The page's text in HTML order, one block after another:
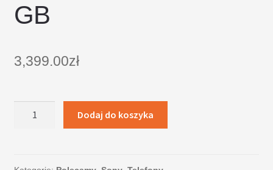
GB
3,399.00zł
Dodaj do koszyka